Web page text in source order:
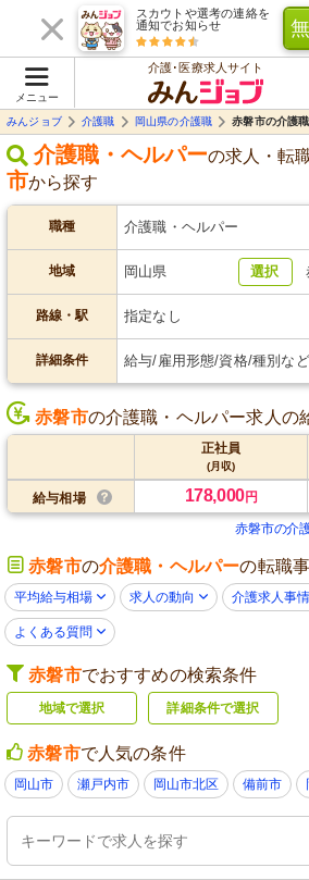
スカウトや選考の連絡を
通知でお知らせ
メニュー
介護･医療求人サイト
みんジョブ
介護職 岡山県の介護職 赤磐市の介護
介護職・ヘルパーの求人・転
市から探す
職種 介護職・ヘルパー
地域 岡山県 選択
路線・駅 指定なし
詳細条件 給与/雇用形態/資格/種別など
赤磐市の介護職・ヘルパー求人の
正社員
(月収)
給与相場 178,000円
赤磐市の介
赤磐市の介護職・ヘルパーの転職
平均給与相場 求人の動向 介護求人事情
よくある質問
赤磐市でおすすめの検索条件
地域で選択 詳細条件で選択
赤磐市で人気の条件
岡山市 瀬戸内市 岡山市北区 備前市